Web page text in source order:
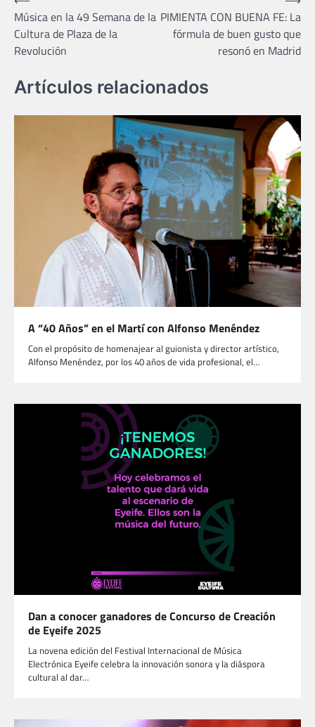
de
entradas
Música en la 49 Semana de la
Cultura de Plaza de la
Revolución
PIMIENTA CON BUENA FE: La
fórmula de buen gusto que
resonó en Madrid
Artículos relacionados
A “40 Años” en el Martí con Alfonso Menéndez
Con el propósito de homenajear al guionista y director artístico,
Alfonso Menéndez, por los 40 años de vida profesional, el…
Dan a conocer ganadores de Concurso de Creación
de Eyeife 2025
La novena edición del Festival Internacional de Música
Electrónica Eyeife celebra la innovación sonora y la diáspora
cultural al dar…